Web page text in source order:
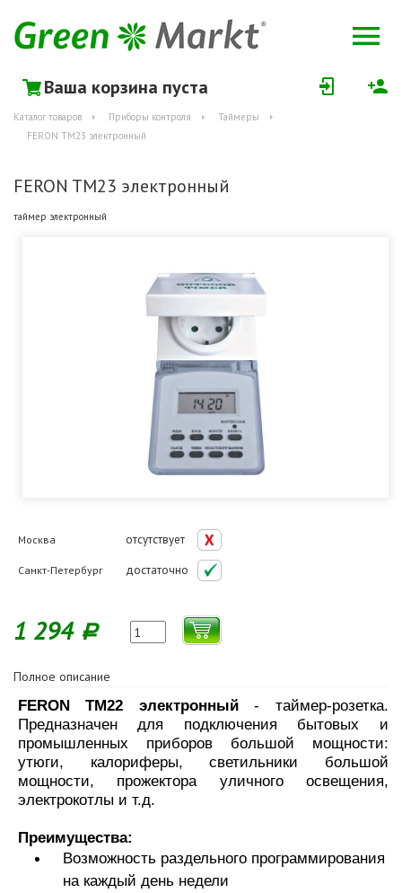
Ваша корзина пуста
Каталог товаров Приборы контроля
Таймеры
FERON TM23 электронный
FERON TM23 электронный
таймер электронный
Москва отсутствует
Санкт-Петербург достаточно
1 294 Р
Полное описание
FERON TM22 электронный - таймер-розетка.
Предназначен для подключения бытовых и
промышленных приборов большой мощности:
утюги, калориферы, светильники большой
мощности, прожектора уличного освещения,
электрокотлы и т.д.
Преимущества:
Возможность раздельного программирования
на каждый день недели